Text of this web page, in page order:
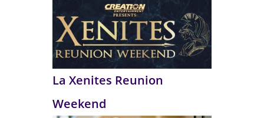
La Xenites Reunion
Weekend